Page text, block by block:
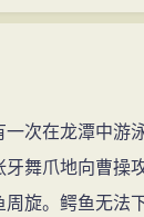
次在龙潭中游
舞爪地向曹操
周旋。鳄鱼无法